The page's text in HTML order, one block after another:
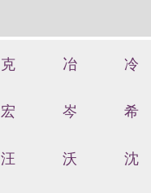
克 冶 冷
宏 岑 希
汪 沃 沈